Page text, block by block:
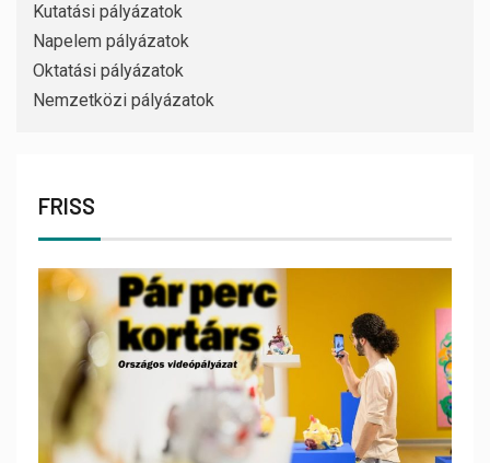
Kutatási pályázatok
Napelem pályázatok
Oktatási pályázatok
Nemzetközi pályázatok
FRISS